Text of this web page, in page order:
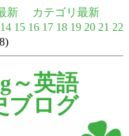
新
カテゴリ最新
14 15 16 17 18 19 20 21 22
～英語
ブログ